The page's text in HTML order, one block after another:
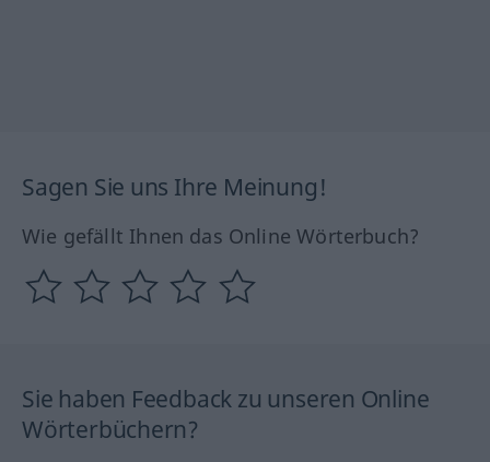
Sagen Sie uns Ihre Meinung!
Wie gefällt Ihnen das Online Wörterbuch?
Sie haben Feedback zu unseren Online
Wörterbüchern?